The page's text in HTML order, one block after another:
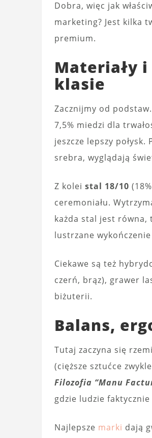
Dobra, więc jak
marketing? Jest kilka
premium.
Materiały
klasie
Zacznijmy od podstaw.
7,5% miedzi dla
jeszcze lepszy
srebra, wyglądają
Z kolei stal 18/10
ceremoniału.
każda stal jest
lustrzane
Ciekawe są też
czerń, brąz), grawer
biżuterii.
Balans,
Tutaj zaczyna się
(cięższe sztućce
Filozofia “Manu
gdzie ludzie
Najlepsze marki dają